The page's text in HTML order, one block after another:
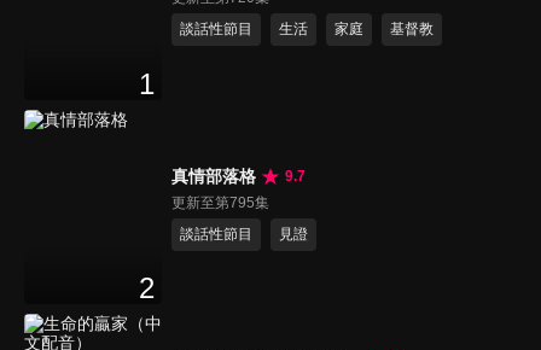
1
談話性節目
生活 家庭 基督教
2
真情部落格
9.7
更新至第795集
談話性節目
見證